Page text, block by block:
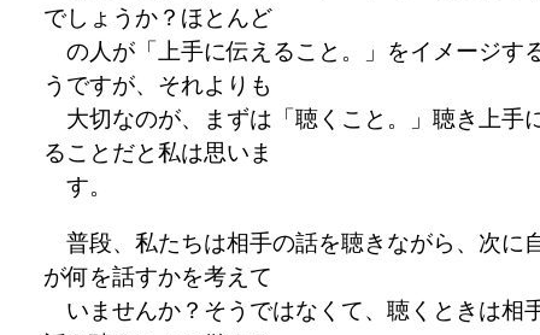
でしょうか？ほとんど
の人が「上手に伝えること。」をイメージす
うですが、それよりも
大切なのが、まずは「聴くこと。」聴き上手
ることだと私は思いま
す。
普段、私たちは相手の話を聴きながら、次に
が何を話すかを考えて
いませんか？そうではなくて、聴くときは相